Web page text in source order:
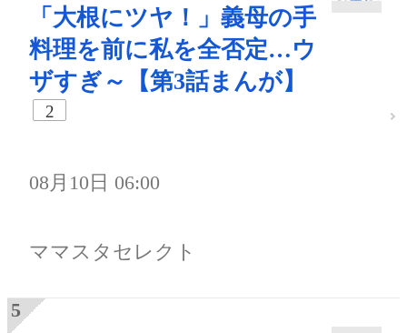
「大根にツヤ！」義母の手
料理を前に私を全否定…ウ
ザすぎ～【第3話まんが】
2
08月10日 06:00
ママスタセレクト